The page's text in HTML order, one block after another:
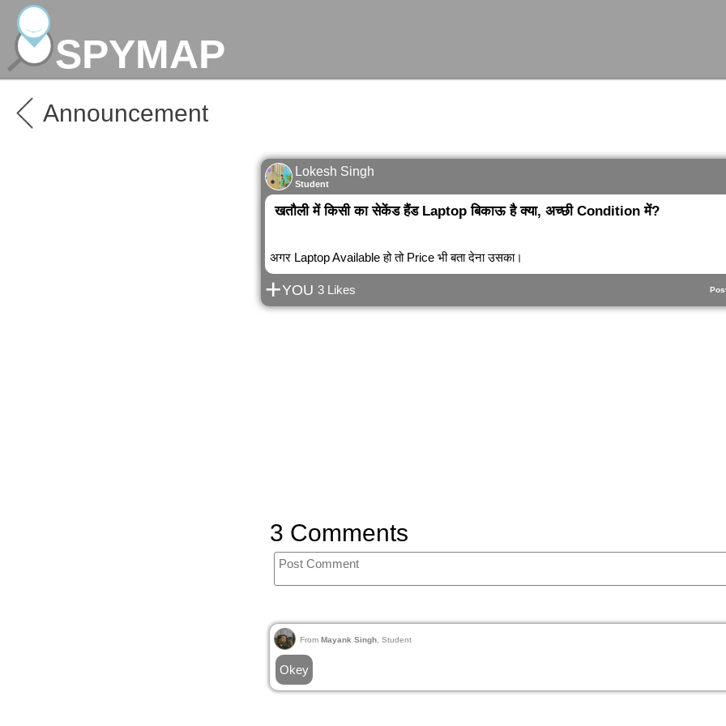
SPYMAP
Announcement
Lokesh Singh
Student
खतौली में किसी का सेकेंड हैंड Laptop बिकाऊ है क्या, अच्छी Condition में?
अगर Laptop Available हो तो Price भी बता देना उसका।
+YOU 3 Likes
3 Comments
From Mayank Singh , Student
Okey